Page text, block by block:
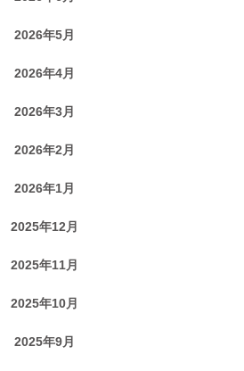
2026年5月
2026年4月
2026年3月
2026年2月
2026年1月
2025年12月
2025年11月
2025年10月
2025年9月